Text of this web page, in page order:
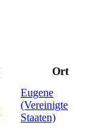
Ort
Eugene
(Vereinigte
Staaten)